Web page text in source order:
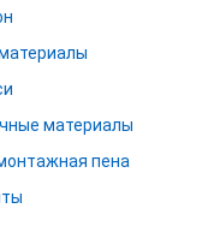
материалы
пена